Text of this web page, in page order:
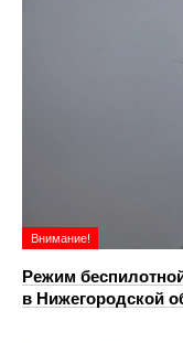
Внимание!
Режим
в Нижегородской